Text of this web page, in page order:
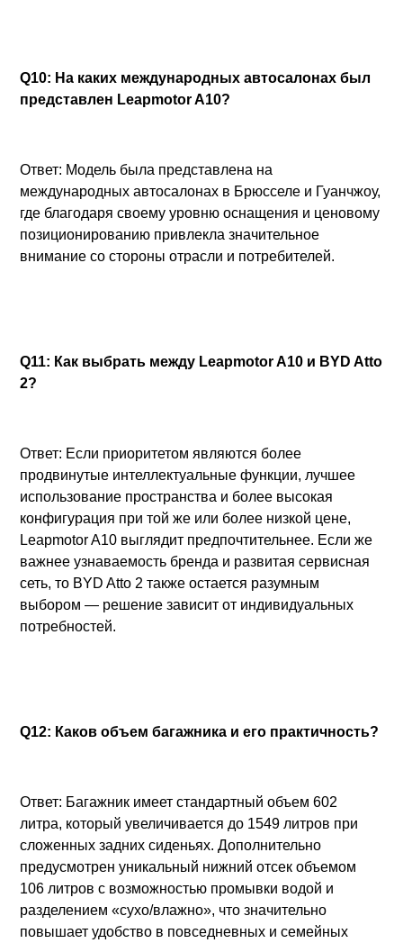
Q10: На каких международных автосалонах был
представлен Leapmotor A10?
Ответ: Модель была представлена на
международных автосалонах в Брюсселе и Гуанчжоу,
где благодаря своему уровню оснащения и ценовому
позиционированию привлекла значительное
внимание со стороны отрасли и потребителей.
Q11: Как выбрать между Leapmotor A10 и BYD Atto
2?
Ответ: Если приоритетом являются более
продвинутые интеллектуальные функции, лучшее
использование пространства и более высокая
конфигурация при той же или более низкой цене,
Leapmotor A10 выглядит предпочтительнее. Если же
важнее узнаваемость бренда и развитая сервисная
сеть, то BYD Atto 2 также остается разумным
выбором — решение зависит от индивидуальных
потребностей.
Q12: Каков объем багажника и его практичность?
Ответ: Багажник имеет стандартный объем 602
литра, который увеличивается до 1549 литров при
сложенных задних сиденьях. Дополнительно
предусмотрен уникальный нижний отсек объемом
106 литров с возможностью промывки водой и
разделением «сухо/влажно», что значительно
повышает удобство в повседневных и семейных